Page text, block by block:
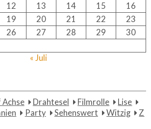
12 13 14 15
16
19 20 21 22
23
26 27 28 29
30
« Juli
Achse Drahtesel Filmrolle
Lise
Party Sehenswert Witzig
Z